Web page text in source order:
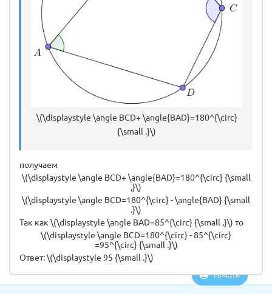
Печать
\(\displaystyle \angle BCD+ \angle{BAD}=180^{\circ}
{\small .}\)
получаем
\(\displaystyle \angle BCD+ \angle{BAD}=180^{\circ} {\small
,}\)
\(\displaystyle \angle BCD=180^{\circ} - \angle{BAD} {\small
.}\)
Так как \(\displaystyle \angle BAD=85^{\circ} {\small ,}\) то
\(\displaystyle \angle BCD=180^{\circ} - 85^{\circ}
=95^{\circ} {\small .}\)
Ответ: \(\displaystyle 95 {\small .}\)